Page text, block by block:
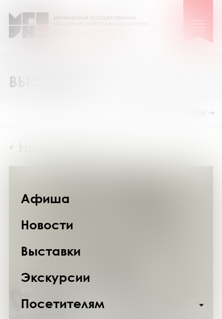
Афиша
Новости
Выставки
Экскурсии
Посетителям
ВЫСТАВКИ
< Ноябрь 2024
Выставка «Мне нужно то, чего нет на
Зинаиды Гиппиус (проект «День рождения
писателя в «Научке»)
ПОКАЗАТЬ ПОДРАЗДЕЛЫ ⇒